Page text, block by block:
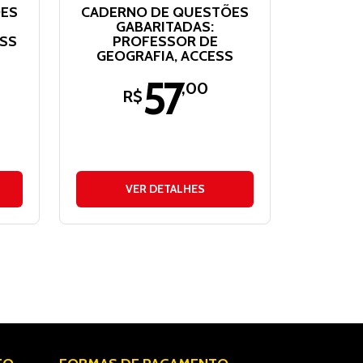
CADERNO DE QUESTÕES
GABARITADAS:
PROFESSOR DE
GEOGRAFIA, ACCESS
R$57,00
VER DETALHES